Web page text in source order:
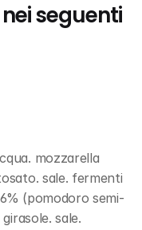
seguenti
mozzarella
sale. fermenti
(pomodoro semi-
sale.